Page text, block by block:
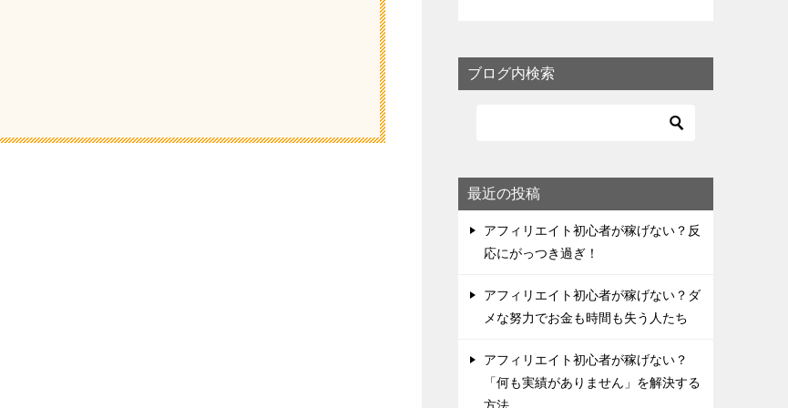
ブログ内検索
最近の投稿
アフィリエイト初心者が稼げない？反
応にがっつき過ぎ！
アフィリエイト初心者が稼げない？ダ
メな努力でお金も時間も失う人たち
アフィリエイト初心者が稼げない？
「何も実績がありません」を解決する